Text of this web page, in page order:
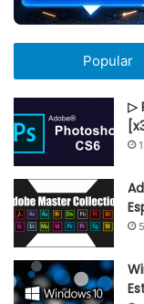
Popular
▷